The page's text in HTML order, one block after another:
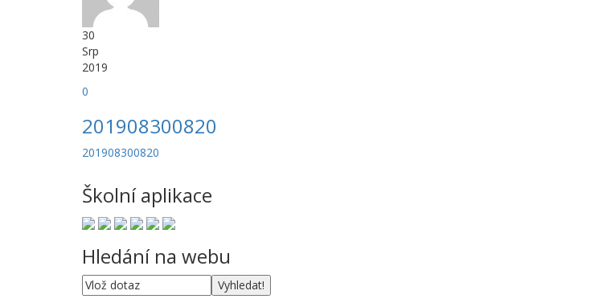
30
Srp
2019
0
201908300820
201908300820
Školní aplikace
Hledání na webu